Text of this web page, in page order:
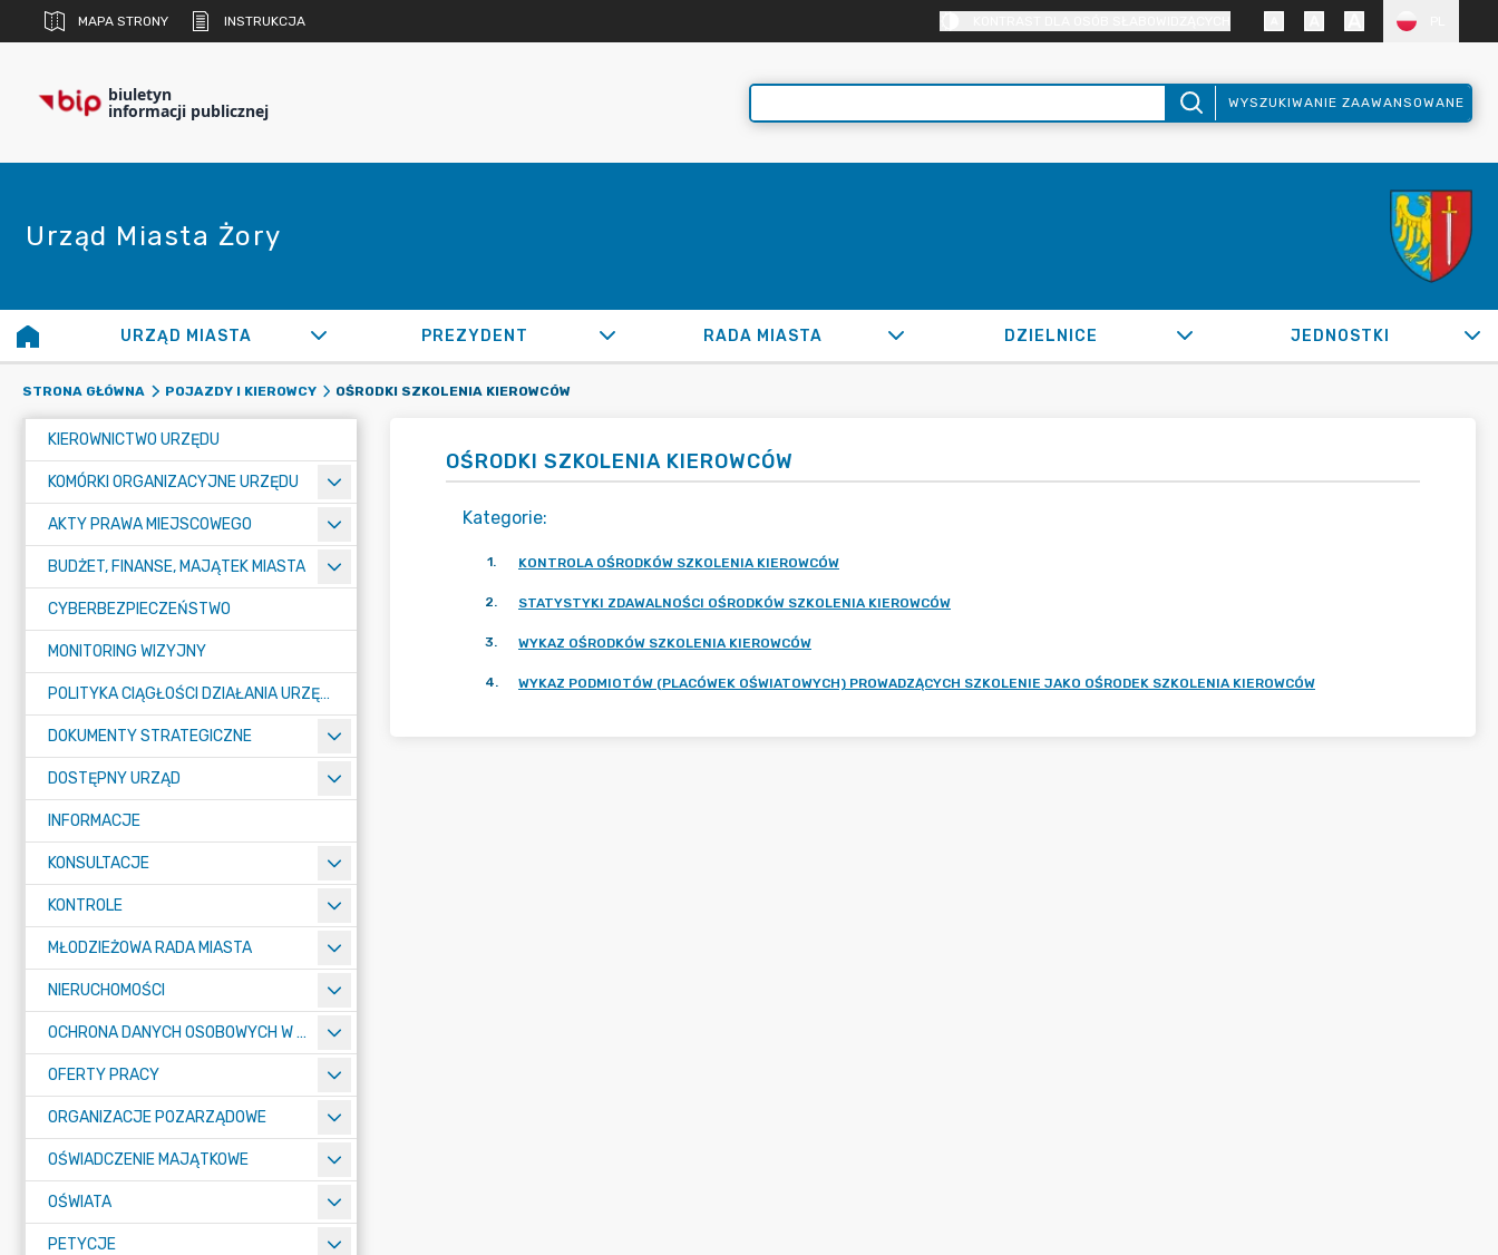
MAPA STRONY INSTRUKCJA
biuletyn
informacji publicznej WYSZUKIWANIE ZAAWANSOWANE
Urząd Miasta Żory
URZĄD MIASTA PREZYDENT RADA MIASTA DZIELNICE JEDNOSTKI
STRONA GŁÓWNA POJAZDY I KIEROWCY OŚRODKI SZKOLENIA KIEROWCÓW
KIEROWNICTWO URZĘDU
KOMÓRKI ORGANIZACYJNE URZĘDU
AKTY PRAWA MIEJSCOWEGO
BUDŻET, FINANSE, MAJĄTEK MIASTA
CYBERBEZPIECZEŃSTWO
MONITORING WIZYJNY
POLITYKA CIĄGŁOŚCI DZIAŁANIA URZĘDU MIASTA ŻORY
DOKUMENTY STRATEGICZNE
DOSTĘPNY URZĄD
INFORMACJE
KONSULTACJE
KONTROLE
MŁODZIEŻOWA RADA MIASTA
NIERUCHOMOŚCI
OCHRONA DANYCH OSOBOWYCH W URZĘDZIE MIASTA ŻORY - RODO
OFERTY PRACY
ORGANIZACJE POZARZĄDOWE
OŚWIADCZENIE MAJĄTKOWE
OŚWIATA
PETYCJE
OŚRODKI SZKOLENIA KIEROWCÓW
Kategorie:
1. KONTROLA OŚRODKÓW SZKOLENIA KIEROWCÓW
2. STATYSTYKI ZDAWALNOŚCI OŚRODKÓW SZKOLENIA KIEROWCÓW
3. WYKAZ OŚRODKÓW SZKOLENIA KIEROWCÓW
4. WYKAZ PODMIOTÓW (PLACÓWEK OŚWIATOWYCH) PROWADZĄCYCH SZKOLENIE JAKO OŚRODEK SZKOLENIA KIEROWCÓW